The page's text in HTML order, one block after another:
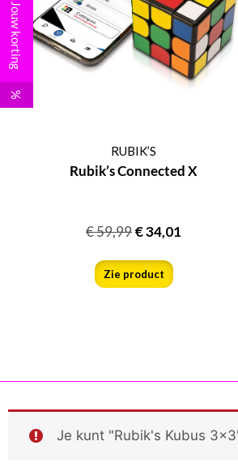
RUBIK’S
Rubik’s Connected X
€59,99€34,01
Zie product
Je kunt "Rubik's Kubus
Jouw korting
%